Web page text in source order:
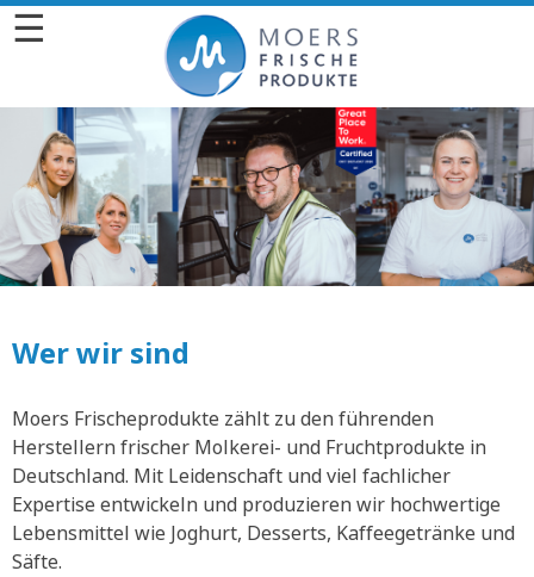
☰
Wer wir sind
Moers Frischeprodukte zählt zu den führenden
Herstellern frischer Molkerei- und Fruchtprodukte in
Deutschland. Mit Leidenschaft und viel fachlicher
Expertise entwickeln und produzieren wir hochwertige
Lebensmittel wie Joghurt, Desserts, Kaffeegetränke und
Säfte.